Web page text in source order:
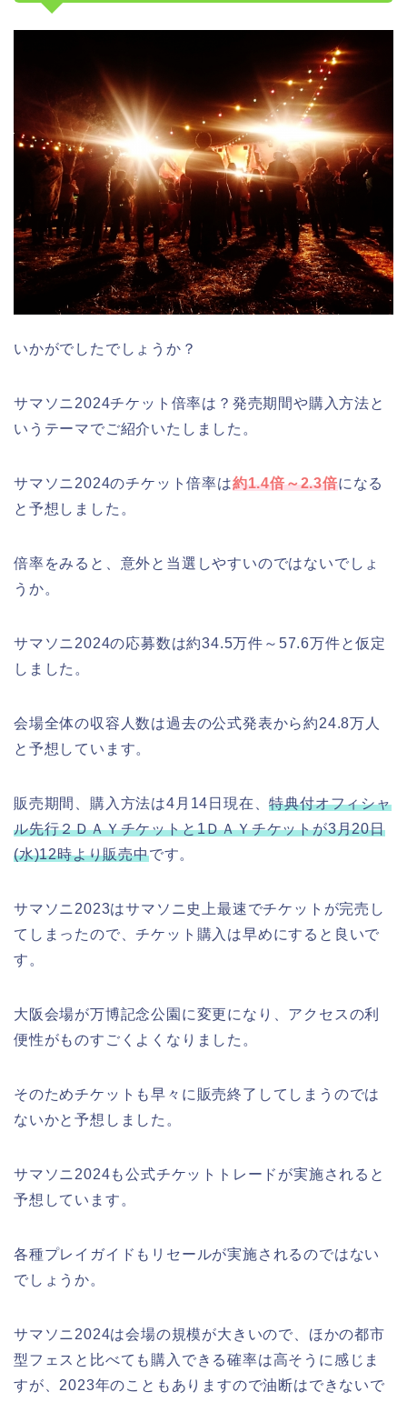
いかがでしたでしょうか？
サマソニ2024チケット倍率は？発売期間や購入方法と
いうテーマでご紹介いたしました。
サマソニ2024のチケット倍率は約1.4倍～2.3倍になる
と予想しました。
倍率をみると、意外と当選しやすいのではないでしょ
うか。
サマソニ2024の応募数は約34.5万件～57.6万件と仮定
しました。
会場全体の収容人数は過去の公式発表から約24.8万人
と予想しています。
販売期間、購入方法は4月14日現在、特典付オフィシャ
ル先行２ＤＡＹチケットと1ＤＡＹチケットが3月20日
(水)12時より販売中です。
サマソニ2023はサマソニ史上最速でチケットが完売し
てしまったので、チケット購入は早めにすると良いで
す。
大阪会場が万博記念公園に変更になり、アクセスの利
便性がものすごくよくなりました。
そのためチケットも早々に販売終了してしまうのでは
ないかと予想しました。
サマソニ2024も公式チケットトレードが実施されると
予想しています。
各種プレイガイドもリセールが実施されるのではない
でしょうか。
サマソニ2024は会場の規模が大きいので、ほかの都市
型フェスと比べても購入できる確率は高そうに感じま
すが、2023年のこともありますので油断はできないで